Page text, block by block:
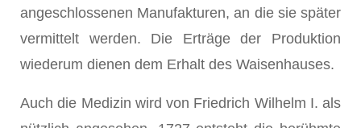
angeschlossenen Manufakturen, an die sie später
vermittelt werden. Die Erträge der Produktion
wiederum dienen dem Erhalt des Waisenhauses.
Auch die Medizin wird von Friedrich Wilhelm I. als